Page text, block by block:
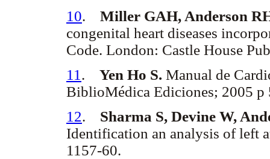
10. Miller GAH, Anderson
congenital heart diseases
Code. London: Castle House
11 . Yen Ho S. Manual de
BiblioMédica Ediciones; 2005 p
12. Sharma S, Devine W,
Identification an analysis of left
1157-60.